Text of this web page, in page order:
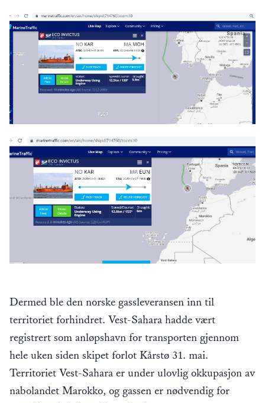
Dermed ble den norske gassleveransen inn til
territoriet forhindret. Vest-Sahara hadde vært
registrert som anløpshavn for transporten gjennom
hele uken siden skipet forlot Kårstø 31. mai.
Territoriet Vest-Sahara er under ulovlig okkupasjon av
nabolandet Marokko, og gassen er nødvendig for